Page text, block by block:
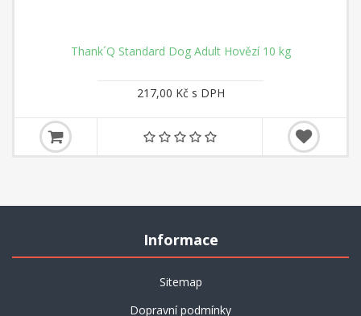
Thank´Q Standard Dog Adult Hovězí 10 kg
217,00 Kč s DPH
Informace
Sitemap
Dopravní podmínky